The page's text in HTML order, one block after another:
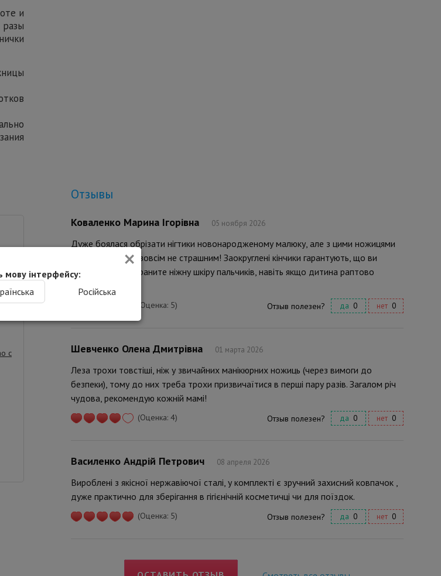
и
с
Отзывы
Коваленко Марина Ігорівна 05 ноября 2026
Дуже боялася обрізати нігтики новонародженому малюку, але з цими ножицями
процес виявився зовсім не страшним! Заокруглені кінчики гарантують, що ви
випадково не пораните ніжну шкіру пальчиків, навіть якщо дитина раптово
(Оценка: 5) Отзыв полезен? да 0 нет 0
Шевченко Олена Дмитрівна 01 марта 2026
Леза трохи товстіші, ніж у звичайних манікюрних ножиць (через вимоги до
безпеки), тому до них треба трохи призвичаїтися в перші пару разів. Загалом річ
чудова, рекомендую кожній мамі!
(Оценка: 4) Отзыв полезен? да 0 нет 0
Василенко Андрій Петрович 08 апреля 2026
Вироблені з якісної нержавіючої сталі, у комплекті є зручний захисний ковпачок ,
дуже практично для зберігання в гігієнічній косметичці чи для поїздок.
(Оценка: 5) Отзыв полезен? да 0 нет 0
×
мову інтерфейсу:
Російська